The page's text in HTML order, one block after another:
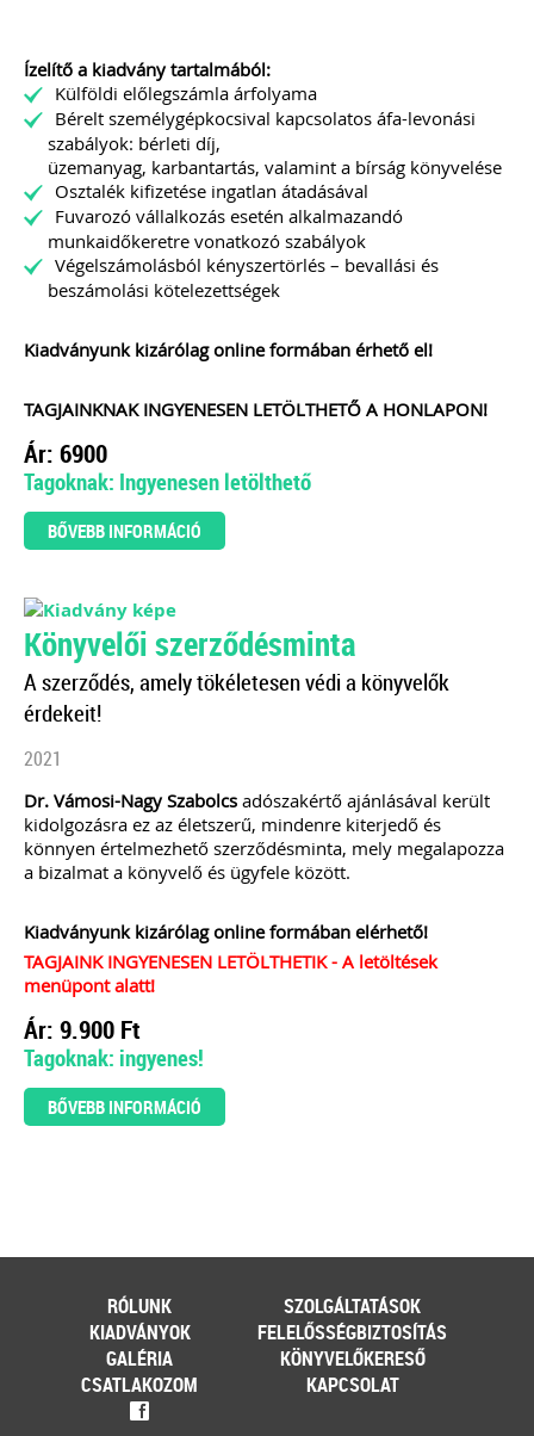
Ízelítő a kiadvány tartalmából:
Külföldi előlegszámla árfolyama
Bérelt személygépkocsival kapcsolatos áfa-levonási
szabályok: bérleti díj,
üzemanyag, karbantartás, valamint a bírság könyvelése
Osztalék kifizetése ingatlan átadásával
Fuvarozó vállalkozás esetén alkalmazandó
munkaidőkeretre vonatkozó szabályok
Végelszámolásból kényszertörlés – bevallási és
beszámolási kötelezettségek
Kiadványunk kizárólag online formában érhető el!
TAGJAINKNAK INGYENESEN LETÖLTHETŐ A HONLAPON!
Ár: 6900
Tagoknak: Ingyenesen letölthető
BŐVEBB INFORMÁCIÓ
Könyvelői szerződésminta
A szerződés, amely tökéletesen védi a könyvelők
érdekeit!
2021
Dr. Vámosi-Nagy Szabolcs adószakértő ajánlásával került
kidolgozásra ez az életszerű, mindenre kiterjedő és
könnyen értelmezhető szerződésminta, mely megalapozza
a bizalmat a könyvelő és ügyfele között.
Kiadványunk kizárólag online formában elérhető!
TAGJAINK INGYENESEN LETÖLTHETIK - A letöltések
menüpont alatt!
Ár: 9.900 Ft
Tagoknak: ingyenes!
BŐVEBB INFORMÁCIÓ
RÓLUNK
SZOLGÁLTATÁSOK
KIADVÁNYOK
FELELŐSSÉGBIZTOSÍTÁS
GALÉRIA
KÖNYVELŐKERESŐ
CSATLAKOZOM
KAPCSOLAT
f